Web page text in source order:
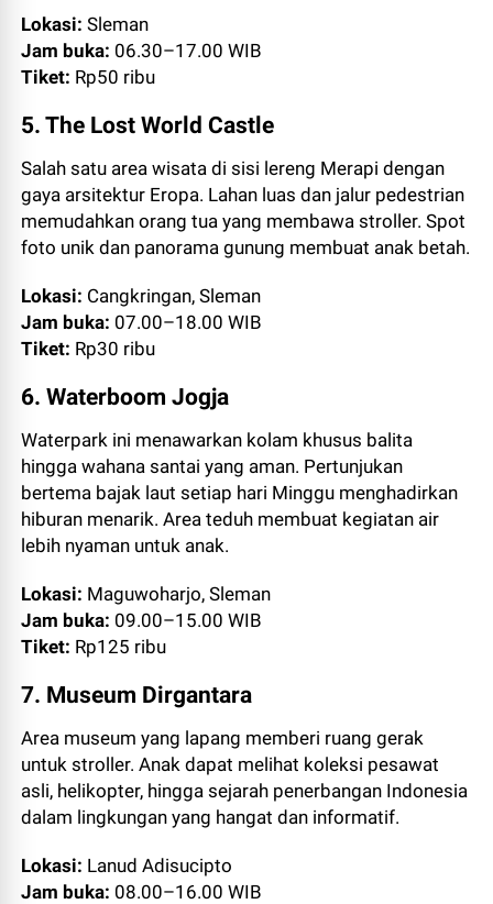
Lokasi: Sleman
Jam buka: 06.30–17.00 WIB
Tiket: Rp50 ribu
5. The Lost World Castle
Salah satu area wisata di sisi lereng Merapi dengan
gaya arsitektur Eropa. Lahan luas dan jalur pedestrian
memudahkan orang tua yang membawa stroller. Spot
foto unik dan panorama gunung membuat anak betah.
Lokasi: Cangkringan, Sleman
Jam buka: 07.00–18.00 WIB
Tiket: Rp30 ribu
6. Waterboom Jogja
Waterpark ini menawarkan kolam khusus balita
hingga wahana santai yang aman. Pertunjukan
bertema bajak laut setiap hari Minggu menghadirkan
hiburan menarik. Area teduh membuat kegiatan air
lebih nyaman untuk anak.
Lokasi: Maguwoharjo, Sleman
Jam buka: 09.00–15.00 WIB
Tiket: Rp125 ribu
7. Museum Dirgantara
Area museum yang lapang memberi ruang gerak
untuk stroller. Anak dapat melihat koleksi pesawat
asli, helikopter, hingga sejarah penerbangan Indonesia
dalam lingkungan yang hangat dan informatif.
Lokasi: Lanud Adisucipto
Jam buka: 08.00–16.00 WIB